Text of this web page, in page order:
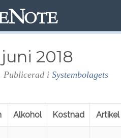
2018
Publicerad i Systembolagets
Alkohol Kostnad Artikel